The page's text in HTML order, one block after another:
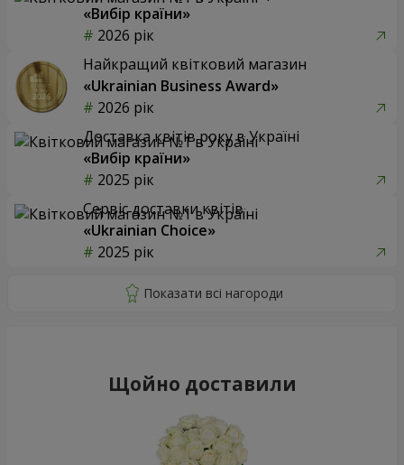
«Вибір країни»
2026 рік
Найкращий квітковий магазин
«Ukrainian Business Award»
2026 рік
Доставка квітів року в Україні
«Вибір країни»
2025 рік
Сервіс доставки квітів
«Ukrainian Choice»
2025 рік
Щойно доставили